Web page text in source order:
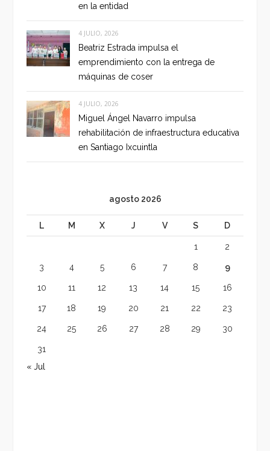
en la entidad
4 JULIO, 2026
Beatriz Estrada impulsa el
emprendimiento con la entrega de
máquinas de coser
4 JULIO, 2026
Miguel Ángel Navarro impulsa
rehabilitación de infraestructura educativa
en Santiago Ixcuintla
agosto 2026
L M X J V S D
1 2
3 4 5 6 7 8 9
10 11 12 13 14 15 16
17 18 19 20 21 22 23
24 25 26 27 28 29 30
31
« Jul